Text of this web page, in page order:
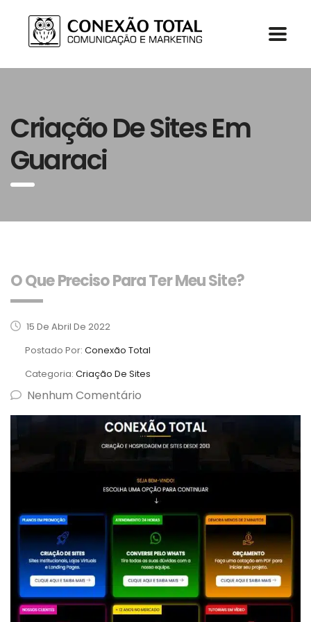
Criação De Sites Em
Guaraci
O Que Preciso Para Ter Meu Site?
15 De Abril De 2022
Postado Por: Conexão Total
Categoria: Criação De Sites
Nenhum Comentário